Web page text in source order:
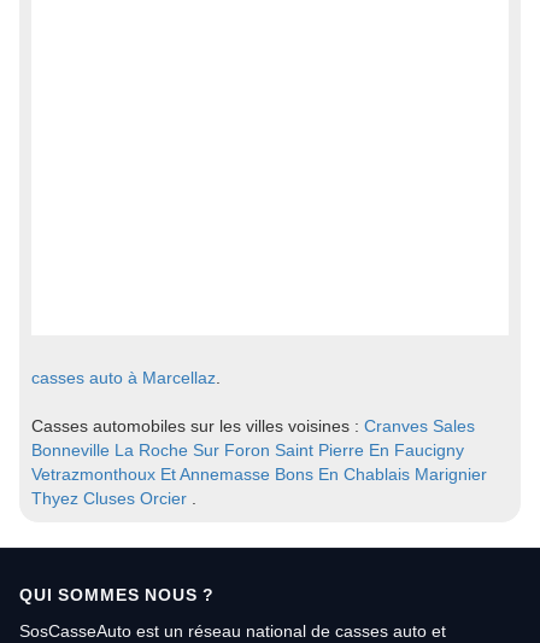
casses auto à Marcellaz
Casses automobiles sur les villes voisines : Cranves Sales
Bonneville La Roche Sur Foron Saint Pierre En Faucigny
Vetrazmonthoux Et Annemasse Bons En Chablais Marignier
Thyez Cluses Orcier
QUI SOMMES NOUS ?
SosCasseAuto est un réseau national de casses auto et